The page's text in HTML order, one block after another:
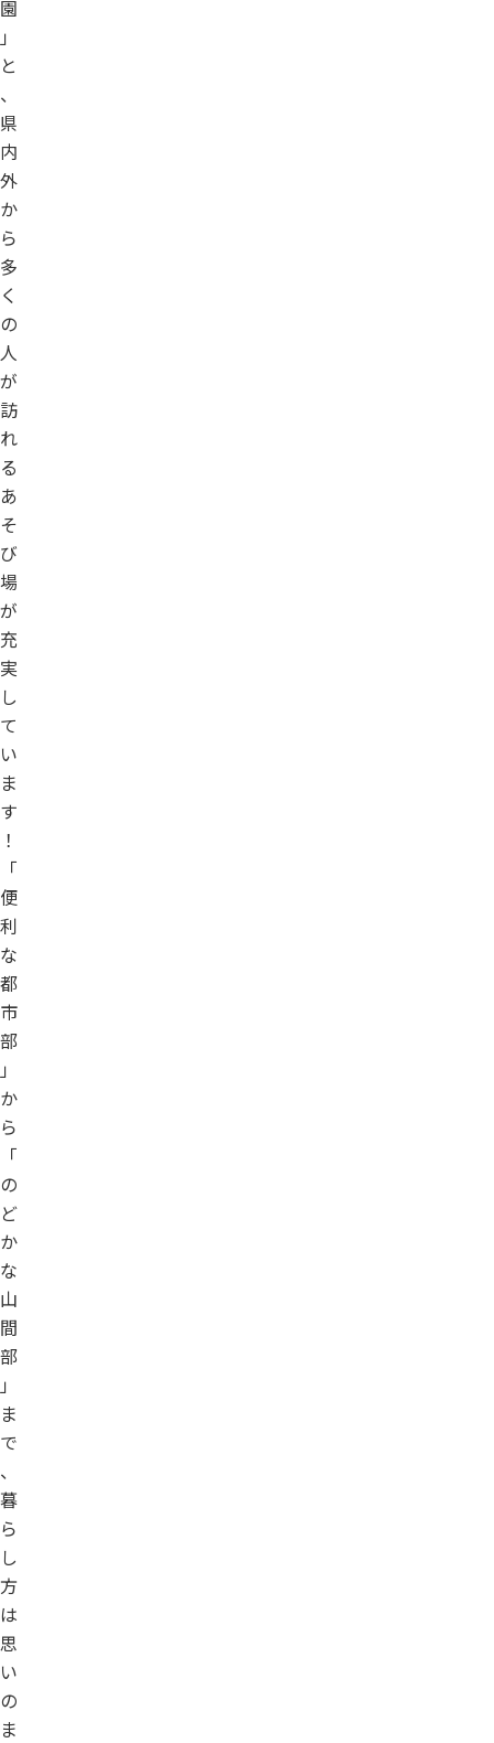
園
」
と
、
県
内
外
か
ら
多
く
の
人
が
訪
れ
る
あ
そ
び
場
が
充
実
し
て
い
ま
す
！
「
便
利
な
都
市
部
」
か
ら
「
の
ど
か
な
山
間
部
」
ま
で
、
暮
ら
し
方
は
思
い
の
ま